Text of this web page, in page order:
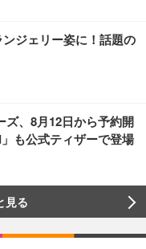
ジェリー姿に！話題の
、8月12日から予約開
も公式ティザーで登場
見る